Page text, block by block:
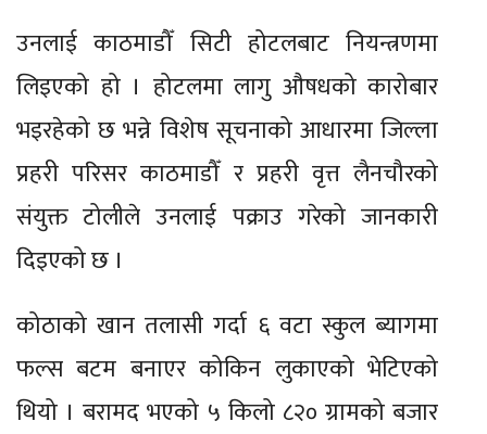
उनलाई काठमाडौँ सिटी होटलबाट नियन्त्रणमा
लिइएको हो । होटलमा लागु औषधको कारोबार
भइरहेको छ भन्ने विशेष सूचनाको आधारमा जिल्ला
प्रहरी परिसर काठमाडौँ र प्रहरी वृत्त लैनचौरको
संयुक्त टोलीले उनलाई पक्राउ गरेको जानकारी
दिइएको छ ।
कोठाको खान तलासी गर्दा ६ वटा स्कुल ब्यागमा
फल्स बटम बनाएर कोकिन लुकाएको भेटिएको
थियो । बरामद भएको ५ किलो ८२० ग्रामको बजार